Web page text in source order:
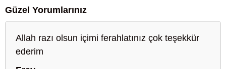
Güzel Yorumlarınız
Allah razı olsun içimi ferahlatınız çok teşekkür
ederim